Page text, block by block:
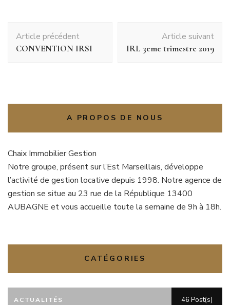
d'article
Article précédent
CONVENTION IRSI
Article suivant
IRL 3eme trimestre 2019
A PROPOS DE NOUS
Chaix Immobilier Gestion
Notre groupe, présent sur l’Est Marseillais, développe
l’activité de gestion locative depuis 1998. Notre agence de
gestion se situe au 23 rue de la République 13400
AUBAGNE et vous accueille toute la semaine de 9h à 18h.
CATÉGORIES
ACTUALITÉS 46 Post(s)